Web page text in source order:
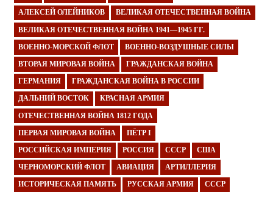
АЛЕКСЕЙ ОЛЕЙНИКОВ ВЕЛИКАЯ ОТЕЧЕСТВЕННАЯ ВОЙНА
ВЕЛИКАЯ ОТЕЧЕСТВЕННАЯ ВОЙНА 1941—1945 ГГ.
ВОЕННО-МОРСКОЙ ФЛОТ ВОЕННО-ВОЗДУШНЫЕ СИЛЫ
ВТОРАЯ МИРОВАЯ ВОЙНА ГРАЖДАНСКАЯ ВОЙНА
ГЕРМАНИЯ ГРАЖДАНСКАЯ ВОЙНА В РОССИИ
ДАЛЬНИЙ ВОСТОК КРАСНАЯ АРМИЯ
ОТЕЧЕСТВЕННАЯ ВОЙНА 1812 ГОДА
ПЕРВАЯ МИРОВАЯ ВОЙНА ПЁТР I
РОССИЙСКАЯ ИМПЕРИЯ РОССИЯ СССР США
ЧЕРНОМОРСКИЙ ФЛОТ АВИАЦИЯ АРТИЛЛЕРИЯ
ИСТОРИЧЕСКАЯ ПАМЯТЬ РУССКАЯ АРМИЯ СССР